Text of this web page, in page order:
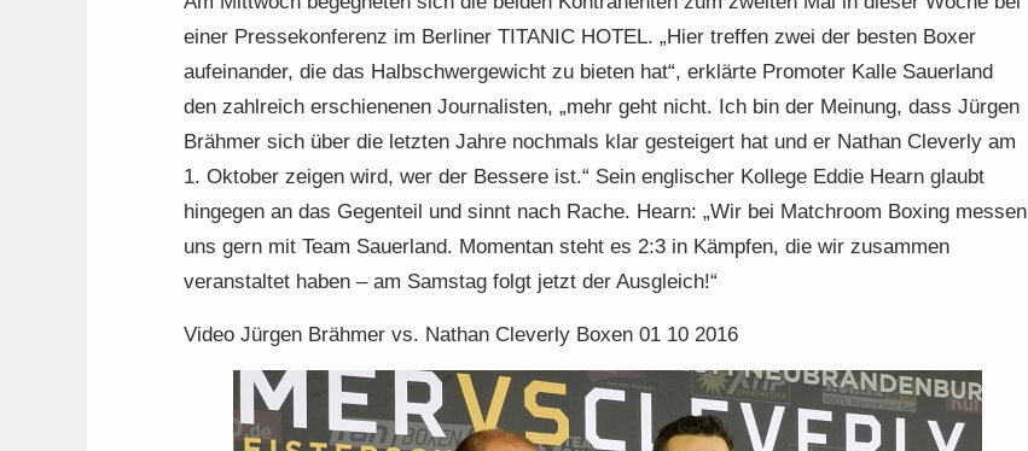
einer Pressekonferenz im Berliner TITANIC HOTEL. „Hier treffen zwei der besten Boxer
aufeinander, die das Halbschwergewicht zu bieten hat“, erklärte Promoter Kalle Sauerland
den zahlreich erschienenen Journalisten, „mehr geht nicht. Ich bin der Meinung, dass Jürgen
Brähmer sich über die letzten Jahre nochmals klar gesteigert hat und er Nathan Cleverly am
1. Oktober zeigen wird, wer der Bessere ist.“ Sein englischer Kollege Eddie Hearn glaubt
hingegen an das Gegenteil und sinnt nach Rache. Hearn: „Wir bei Matchroom Boxing messen
uns gern mit Team Sauerland. Momentan steht es 2:3 in Kämpfen, die wir zusammen
veranstaltet haben – am Samstag folgt jetzt der Ausgleich!“
Video Jürgen Brähmer vs. Nathan Cleverly Boxen 01 10 2016